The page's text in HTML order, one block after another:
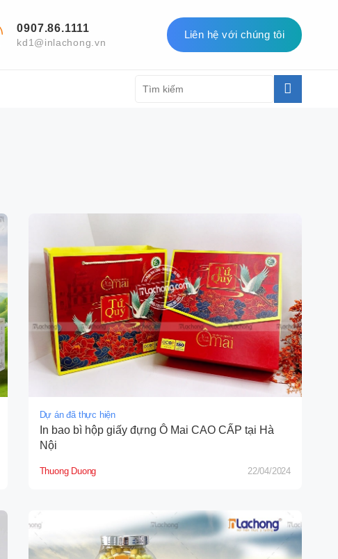
0907.86.1111
kd1@inlachong.vn
Liên hệ với chúng tôi
Dự án đã thực hiện
In bao bì hộp giấy đựng Ô Mai CAO CẤP tại Hà
Nội
Thuong Duong 22/04/2024